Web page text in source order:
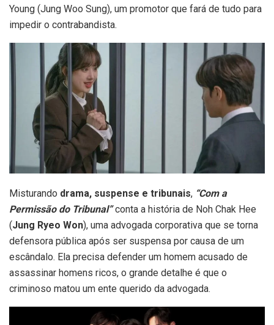
Young (Jung Woo Sung), um promotor que fará de tudo para
impedir o contrabandista.
Misturando drama, suspense e tribunais, “Com a
Permissão do Tribunal”conta a história de Noh Chak Hee
(Jung Ryeo Won), uma advogada corporativa que se torna
defensora pública após ser suspensa por causa de um
escândalo. Ela precisa defender um homem acusado de
assassinar homens ricos, o grande detalhe é que o
criminoso matou um ente querido da advogada.